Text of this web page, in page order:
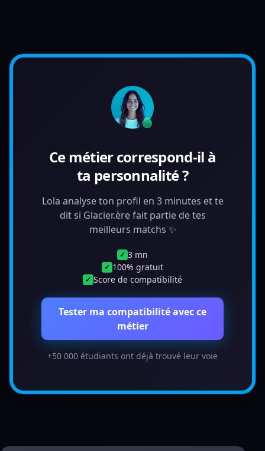
Ce métier correspond-il à
ta personnalité ?
Lola analyse ton profil en 3 minutes et te
dit si Glacier.ère fait partie de tes
meilleurs matchs ✨
✓ 3 mn
✓ 100% gratuit
✓ Score de compatibilité
Tester ma compatibilité avec ce
métier
+50 000 étudiants ont déjà trouvé leur voie